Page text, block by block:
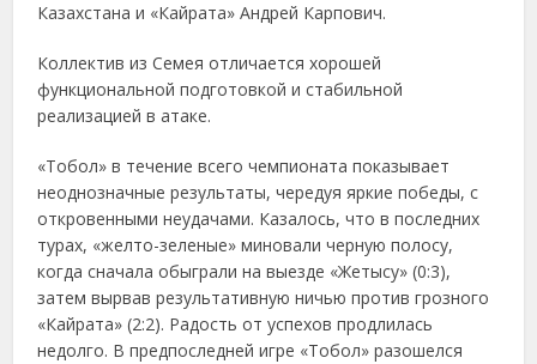
Казахстана и «Кайрата» Андрей Карпович.
Коллектив из Семея отличается хорошей
функциональной подготовкой и стабильной
реализацией в атаке.
«Тобол» в течение всего чемпионата показывает
неоднозначные результаты, чередуя яркие победы, с
откровенными неудачами. Казалось, что в последних
турах, «желто-зеленые» миновали черную полосу,
когда сначала обыграли на выезде «Жетысу» (0:3),
затем вырвав результативную ничью против грозного
«Кайрата» (2:2). Радость от успехов продлилась
недолго. В предпоследней игре «Тобол» разошелся